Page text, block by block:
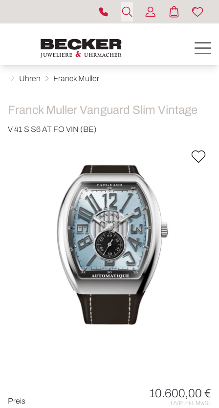
ROLEX
UHREN
SCHMUCK
HOCHZEIT
ACCESSOIRES
ÜBER UNS
Uhren Franck Muller
Franck Muller Vanguard Slim Vintage
V 41 S S6 AT FO VIN (BE)
Preis
10.600,00 €
UVP inkl. MwSt.